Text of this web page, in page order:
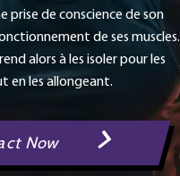
prise de conscience de son
de ses muscles.
alors à les isoler pour les
en les allongeant.
Now